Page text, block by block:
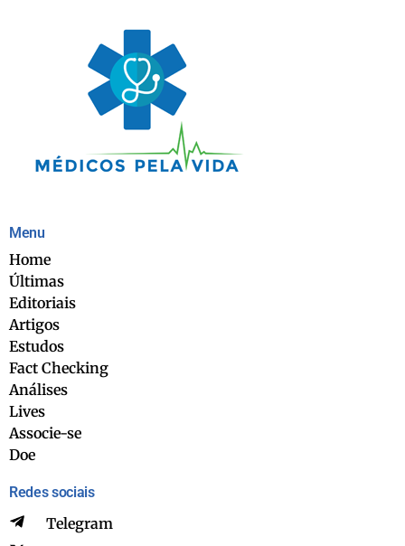
Menu
Home
Últimas
Editoriais
Artigos
Estudos
Fact Checking
Análises
Lives
Associe-se
Doe
Redes sociais
Telegram